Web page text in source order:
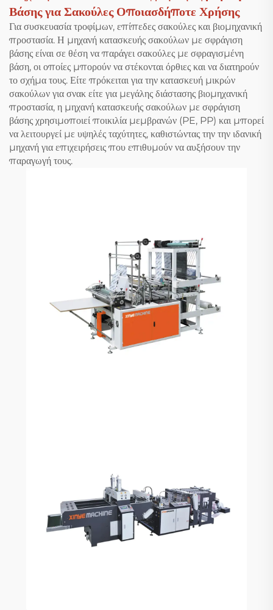
Βάσης για Σακούλες Οποιασδήποτε Χρήσης
Για συσκευασία τροφίμων, επίπεδες σακούλες και βιομηχανική
προστασία. Η μηχανή κατασκευής σακούλων με σφράγιση
βάσης είναι σε θέση να παράγει σακούλες με σφραγισμένη
βάση, οι οποίες μπορούν να στέκονται όρθιες και να διατηρούν
το σχήμα τους. Είτε πρόκειται για την κατασκευή μικρών
σακούλων για σνακ είτε για μεγάλης διάστασης βιομηχανική
προστασία, η μηχανή κατασκευής σακούλων με σφράγιση
βάσης χρησιμοποιεί ποικιλία μεμβρανών (PE, PP) και μπορεί
να λειτουργεί με υψηλές ταχύτητες, καθιστώντας την την ιδανική
μηχανή για επιχειρήσεις που επιθυμούν να αυξήσουν την
παραγωγή τους.